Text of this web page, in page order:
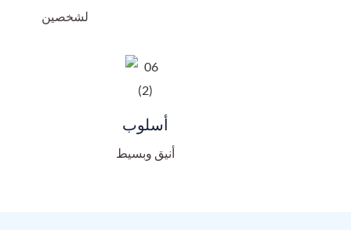
لشخصين
أسلوب
أنيق وبسيط